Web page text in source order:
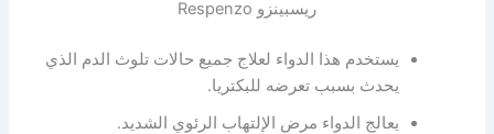
ريسبينزو Respenzo
يستخدم هذا الدواء لعلاج جميع حالات تلوث الدم الذي
يحدث بسبب تعرضه للبكتريا.
يعالج الدواء مرض الإلتهاب الرئوي الشديد.